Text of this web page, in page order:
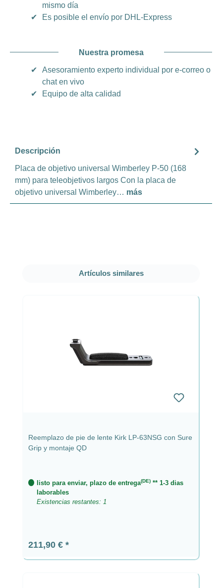
mismo día
✔
Es posible el envío por DHL-Express
Nuestra promesa
✔
Asesoramiento experto individual por e-correo o
chat en vivo
✔
Equipo de alta calidad
Descripción
Placa de objetivo universal Wimberley P-50 (168
mm) para teleobjetivos largos Con la placa de
objetivo universal Wimberley… más
Omitir la galería de productos
Artículos similares
Reemplazo de pie de lente Kirk LP-63NSG con Sure
Grip y montaje QD
listo para enviar, plazo de entrega(DE) ** 1-3 dias
laborables
Existencias restantes: 1
Precio normal:
211,90 €